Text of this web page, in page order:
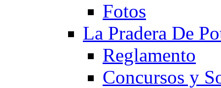
Fotos
La Pradera De
Reglamento
Concursos y